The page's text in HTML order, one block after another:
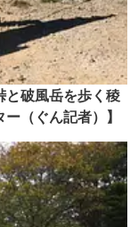
と破風岳を歩く稜
（ぐん記者）】